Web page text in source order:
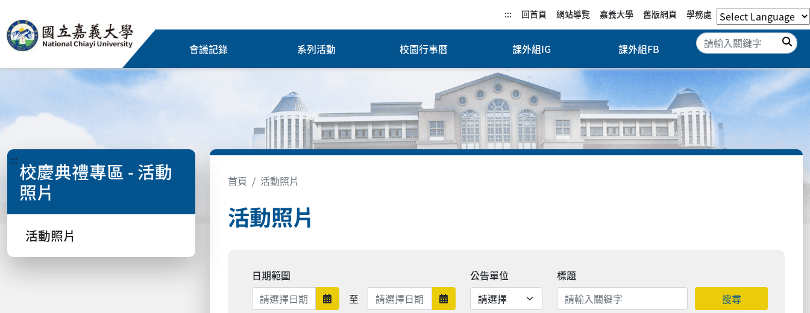
::: 回首頁 網站導覽 嘉義大學 舊版網頁 學務處
會議記錄 系列活動 校園行事曆 課外組IG 課外組FB
搜尋
::: 校慶典禮專區 - 活動
照片
活動照片
首頁 活動照片
活動照片
日期範圍
日期範圍開始
至 日期範圍結束
日期範圍結束
公告單位
標題
搜尋